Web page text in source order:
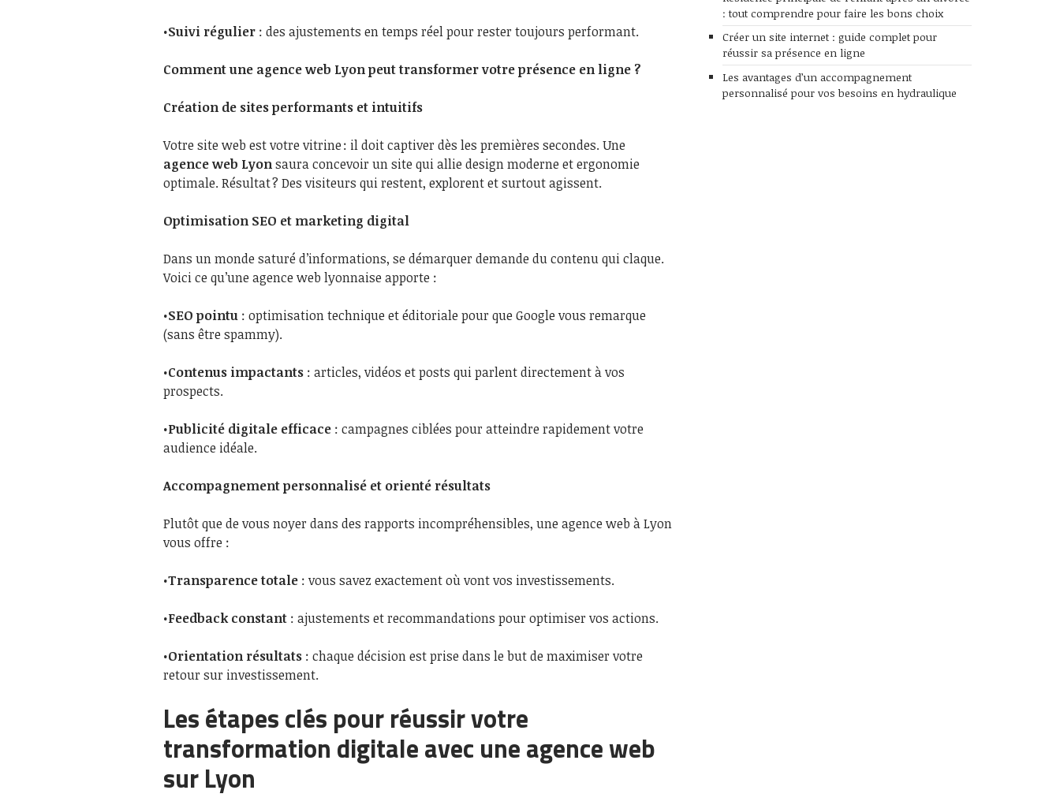
•Suivi régulier : des ajustements en temps réel pour rester toujours performant.
Comment une agence web Lyon peut transformer votre présence en ligne ?
Création de sites performants et intuitifs
Votre site web est votre vitrine : il doit captiver dès les premières secondes. Une
agence web Lyonsaura concevoir un site qui allie design moderne et ergonomie
optimale. Résultat ? Des visiteurs qui restent, explorent et surtout agissent.
Optimisation SEO et marketing digital
Dans un monde saturé d’informations, se démarquer demande du contenu qui claque.
Voici ce qu’une agence web lyonnaise apporte :
•SEO pointu : optimisation technique et éditoriale pour que Google vous remarque
(sans être spammy).
•Contenus impactants : articles, vidéos et posts qui parlent directement à vos
prospects.
•Publicité digitale efficace : campagnes ciblées pour atteindre rapidement votre
audience idéale.
Accompagnement personnalisé et orienté résultats
Plutôt que de vous noyer dans des rapports incompréhensibles, une agence web à Lyon
vous offre :
•Transparence totale : vous savez exactement où vont vos investissements.
•Feedback constant : ajustements et recommandations pour optimiser vos actions.
•Orientation résultats : chaque décision est prise dans le but de maximiser votre
retour sur investissement.
Les étapes clés pour réussir votre
transformation digitale avec une agence web
sur Lyon
: tout comprendre pour faire les bons choix
Créer un site internet : guide complet pour
réussir sa présence en ligne
Les avantages d’un accompagnement
personnalisé pour vos besoins en hydraulique